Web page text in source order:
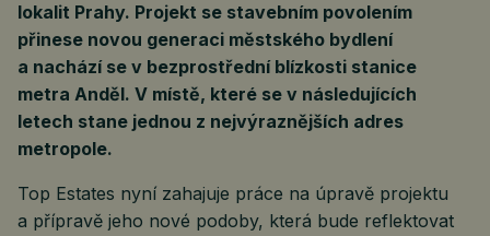
lokalit Prahy. Projekt se stavebním povolením
přinese novou generaci městského bydlení
a nachází se v bezprostřední blízkosti stanice
metra Anděl. V místě, které se v následujících
letech stane jednou z nejvýraznějších adres
metropole.
Top Estates nyní zahajuje práce na úpravě projektu
a přípravě jeho nové podoby, která bude reflektovat